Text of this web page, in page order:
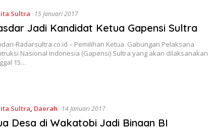
Sultra 15 Januari 2017
Jadi Kandidat Ketua Gapensi Sultra
Radarsultra.co.id – Pemilihan Ketua Gabungan Pelaksana
Nasional Indonesia (Gapensi) Sultra yang akan dilaksanakan
15…
Sultra, Daerah 14 Januari 2017
Desa di Wakatobi Jadi Binaan BI